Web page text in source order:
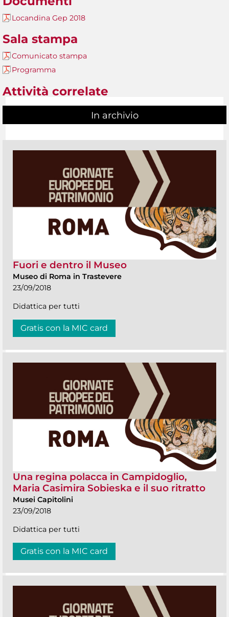
Locandina Gep 2018
Sala stampa
Comunicato stampa
Programma
Attività correlate
In archivio
Fuori e dentro il Museo
Museo di Roma in Trastevere
23/09/2018
Didattica per tutti
Gratis con la MIC card
Una regina polacca in Campidoglio,
Maria Casimira Sobieska e il suo ritratto
Musei Capitolini
23/09/2018
Didattica per tutti
Gratis con la MIC card